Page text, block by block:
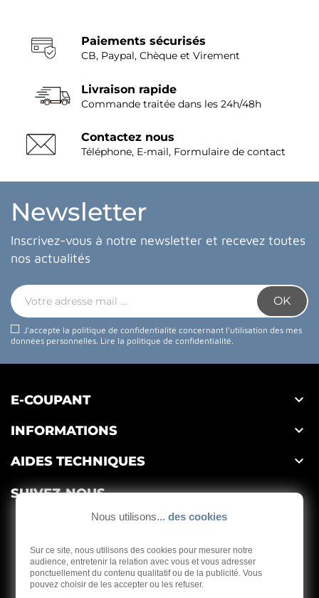
Paiements sécurisés
CB, Paypal, Chèque et Virement
Livraison rapide
Commande traitée dans les 24h/48h
Contactez nous
Téléphone, E-mail, Formulaire de contact
Newsletter
Inscrivez-vous à notre newsletter et recevez toutes
nos actualités
J'accepte la politique de confidentialité concernant l'utilisation des mes
données personnelles. Lire la politique de confidentialité.
E-COUPANT 
INFORMATIONS 
AIDES TECHNIQUES 
SUIVEZ-NOUS
Depuis 1959
Nous utilisons... des cookies
Sur ce site, nous utilisons des cookies pour mesurer notre
audience, entretenir la relation avec vous et vous adresser
ponctuellement du contenu qualitatif ou de la publicité. Vous
pouvez choisir de les accepter ou les refuser.